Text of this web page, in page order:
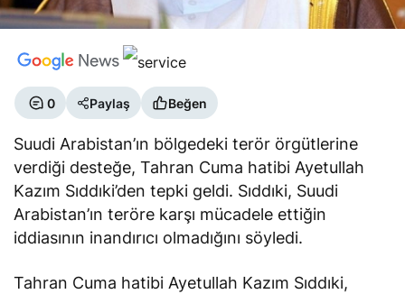
0 Paylaş Beğen
Suudi Arabistan’ın bölgedeki terör örgütlerine
verdiği desteğe, Tahran Cuma hatibi Ayetullah
Kazım Sıddıki’den tepki geldi. Sıddıki, Suudi
Arabistan’ın teröre karşı mücadele ettiğin
iddiasının inandırıcı olmadığını söyledi.
Tahran Cuma hatibi Ayetullah Kazım Sıddıki,